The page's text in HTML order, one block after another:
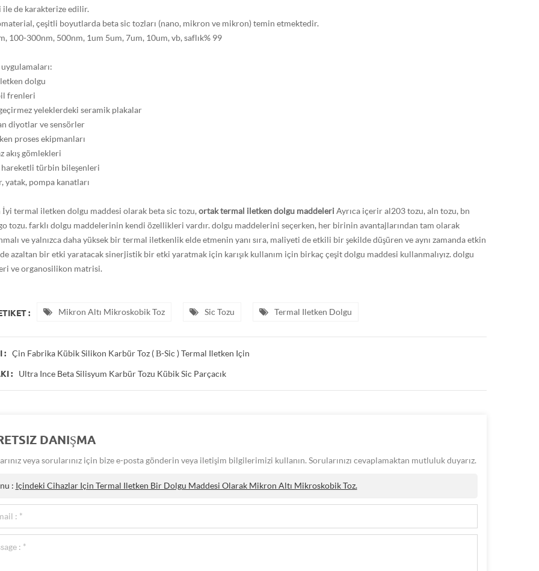
ile de karakterize edilir.
çeşitli boyutlarda beta sic tozları (nano, mikron ve mikron) temin etmektedir.
100-300nm, 500nm, 1um 5um, 7um, 10um, vb, saflık% 99
dolgu
frenleri
yeleklerdeki seramik plakalar
diyotlar ve sensörler
proses ekipmanları
akış gömlekleri
hareketli türbin bileşenleri
yatak, pompa kanatları
İyi termal iletken dolgu maddesi olarak beta sic tozu,ortak termal iletken dolgu maddeleriAyrıca içeriral203 tozu, aln tozu, bn
tozu.farklı dolgu maddelerinin kendi özellikleri vardır. dolgu maddelerini seçerken, her birinin avantajlarından tam olarak
ve yalnızca daha yüksek bir termal iletkenlik elde etmenin yanı sıra, maliyeti de etkili bir şekilde düşüren ve aynı zamanda etkin
azaltan bir etki yaratacak sinerjistik bir etki yaratmak için karışık kullanım için birkaç çeşit dolgu maddesi kullanmalıyız. dolgu
ve organosilikon matrisi.
: Mikron Altı Mikroskobik Toz Sic Tozu Termal Iletken Dolgu
: Çin Fabrika Kübik Silikon Karbür Toz ( Β-Sic ) Termal Iletken Için
: Ultra Ince Beta Silisyum Karbür Tozu Kübik Sic Parçacık
DANIŞMA
veya sorularınız için bize e-posta gönderin veya iletişim bilgilerimizi kullanın. Sorularınızı cevaplamaktan mutluluk duyarız.
: Içindeki Cihazlar Için Termal Iletken Bir Dolgu Maddesi Olarak Mikron Altı Mikroskobik Toz.